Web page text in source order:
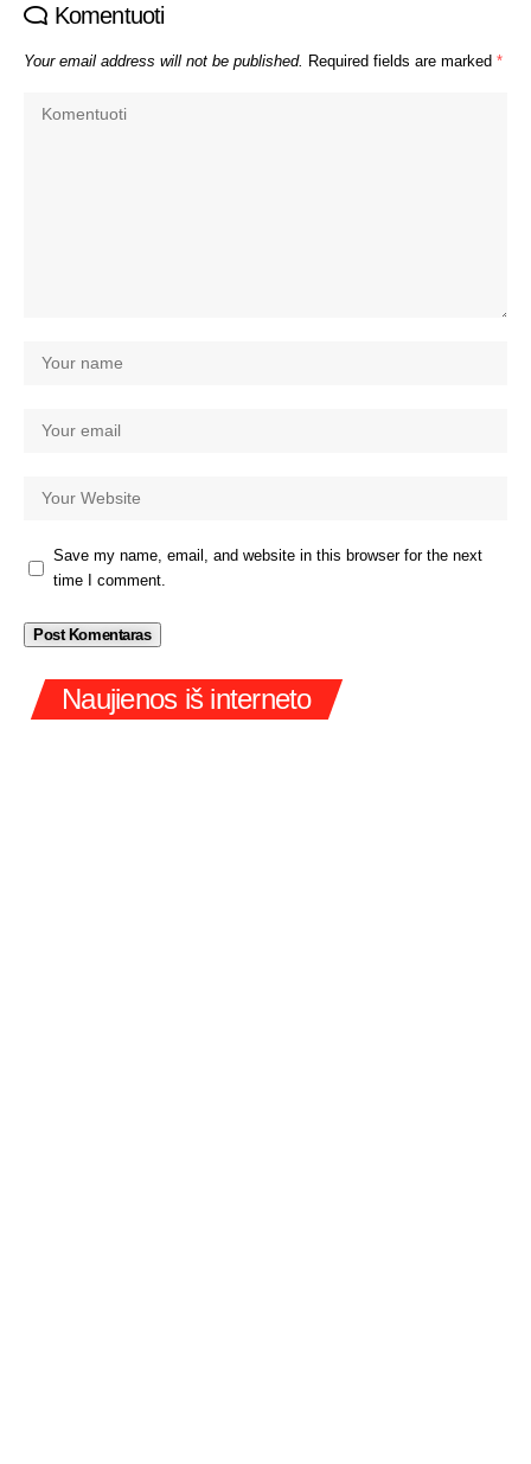
Komentuoti
Your email address will not be published. Required fields are marked *
Save my name, email, and website in this browser for the next
time I comment.
Naujienos iš interneto